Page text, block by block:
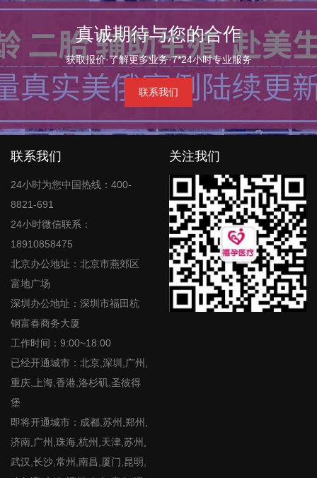
真诚期待与您的合作
获取报价·了解更多业务·7*24小时专业服务
联系我们
联系我们
24小时为您中国热线：400-
8821-691
24小时微信联系：
18910858475
北京办公地址：北京市燕郊区
富地广场
深圳办公地址：深圳市福田杭
钢富春商务大厦
工作时间：9:00~18:00
已经开通城市：北京,深圳,广州,
重庆,上海,香港,洛杉矶,圣彼得
堡
即将开通城市：成都,苏州,郑州,
济南,广州,珠海,杭州,天津,苏州,
武汉,长沙,常州,南昌,厦门,昆明,
关注我们